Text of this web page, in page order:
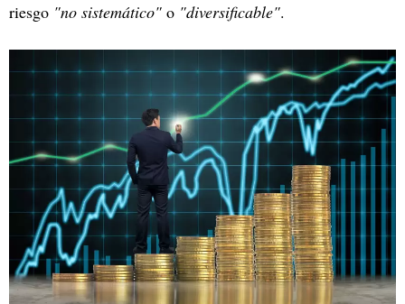
riesgo "no sistemático" o "diversificable".